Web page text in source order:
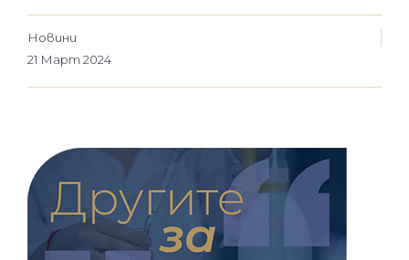
Новини
21 Март 2024